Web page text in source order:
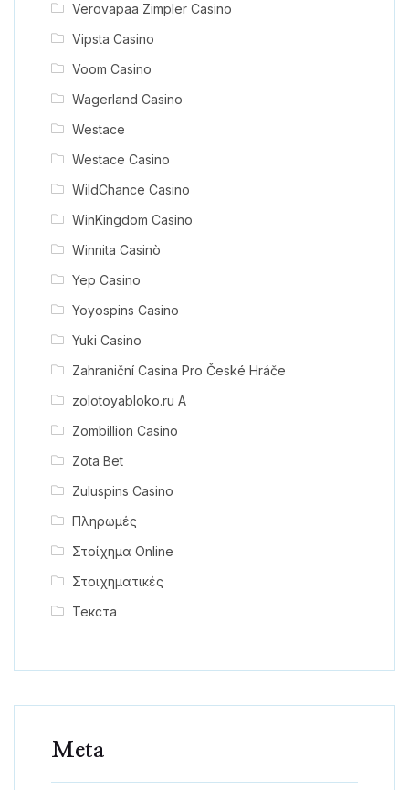
Verovapaa Zimpler Casino
Vipsta Casino
Voom Casino
Wagerland Casino
Westace
Westace Casino
WildChance Casino
WinKingdom Casino
Winnita Casinò
Yep Casino
Yoyospins Casino
Yuki Casino
Zahraniční Casina Pro České Hráče
zolotoyabloko.ru A
Zombillion Casino
Zota Bet
Zuluspins Casino
Πληρωμές
Στοίχημα Online
Στοιχηματικές
Текста
Meta